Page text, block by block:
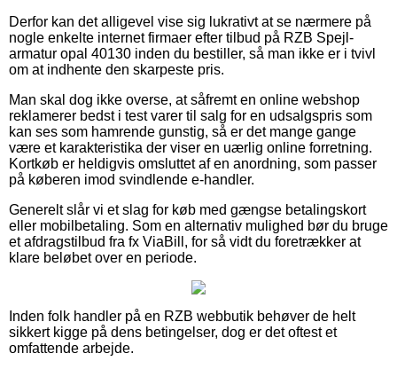
Derfor kan det alligevel vise sig lukrativt at se nærmere på
nogle enkelte internet firmaer efter tilbud på RZB Spejl-
armatur opal 40130 inden du bestiller, så man ikke er i tvivl
om at indhente den skarpeste pris.
Man skal dog ikke overse, at såfremt en online webshop
reklamerer bedst i test varer til salg for en udsalgspris som
kan ses som hamrende gunstig, så er det mange gange
være et karakteristika der viser en uærlig online forretning.
Kortkøb er heldigvis omsluttet af en anordning, som passer
på køberen imod svindlende e-handler.
Generelt slår vi et slag for køb med gængse betalingskort
eller mobilbetaling. Som en alternativ mulighed bør du bruge
et afdragstilbud fra fx ViaBill, for så vidt du foretrækker at
klare beløbet over en periode.
Inden folk handler på en RZB webbutik behøver de helt
sikkert kigge på dens betingelser, dog er det oftest et
omfattende arbejde.